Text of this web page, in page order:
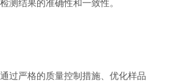
结果的准确性和一致性。
过严格的质量控制措施、优化样品